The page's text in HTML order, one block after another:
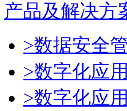
产品及解决方
>数据安全
>数字化应
>数字化应